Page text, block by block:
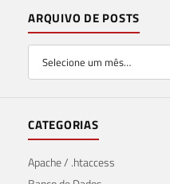
ARQUIVO DE POSTS
CATEGORIAS
Apache / .htaccess